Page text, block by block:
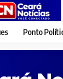
Ponto